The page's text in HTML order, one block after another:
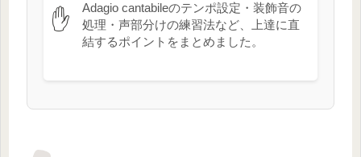
✋
Adagio cantabileのテンポ設定・装飾音の
処理・声部分けの練習法など、上達に直
結するポイントをまとめました。